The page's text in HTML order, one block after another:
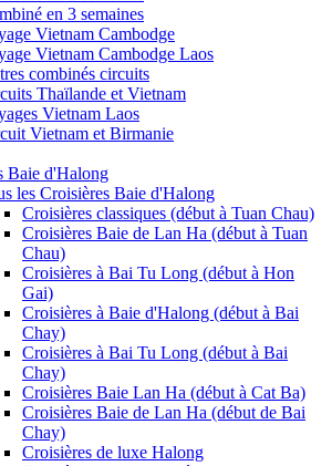
en 3 semaines
Vietnam Cambodge
Vietnam Cambodge Laos
combinés circuits
Thaïlande et Vietnam
Vietnam Laos
Vietnam et Birmanie
Baie d'Halong
les Croisières Baie d'Halong
Croisières classiques (début à Tuan Chau)
Croisières Baie de Lan Ha (début à Tuan
Chau)
Croisières à Bai Tu Long (début à Hon
Gai)
Croisières à Baie d'Halong (début à Bai
Chay)
Croisières à Bai Tu Long (début à Bai
Chay)
Croisières Baie Lan Ha (début à Cat Ba)
Croisières Baie de Lan Ha (début de Bai
Chay)
Croisières de luxe Halong